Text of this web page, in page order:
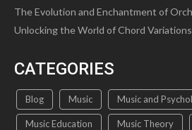
The Evolution and Enchantment of
Unlocking the World of Chord
CATEGORIES
Blog Music Music and
Music Education Music Theory